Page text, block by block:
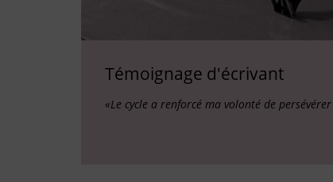
Témoignage d'écrivant
«Le cycle a renforcé ma volonté de